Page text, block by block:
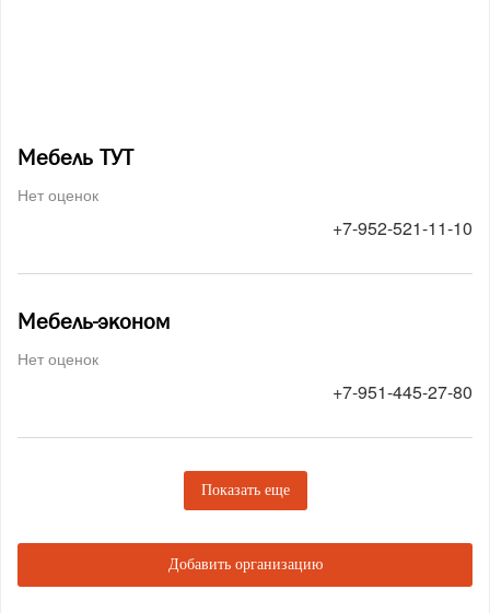
Мебель ТУТ
Нет оценок
+7-952-521-11-10
Мебель-эконом
Нет оценок
+7-951-445-27-80
Показать еще
Добавить организацию